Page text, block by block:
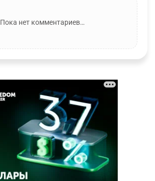
Пока нет комментариев…